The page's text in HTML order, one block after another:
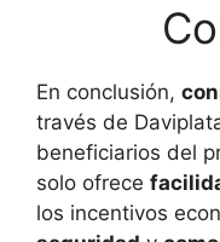
En conclusión,
través de
beneficiarios del
solo ofrece
los incentivos